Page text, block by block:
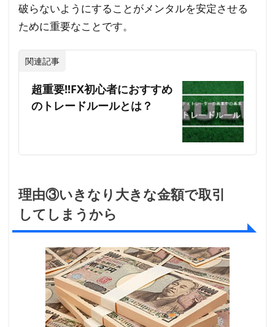
破らないようにすることがメンタルを安定させる
ために重要なことです。
関連記事
超重要!!FX初心者におすすめ
のトレードルールとは？
理由③いきなり大きな金額で取引
してしまうから